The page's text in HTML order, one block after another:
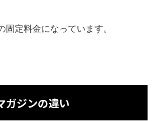
定料金になっています。
ガジンの違い